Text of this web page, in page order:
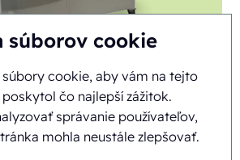
súborov cookie
súbory cookie, aby vám na tejto
čo najlepší zážitok.
správanie používateľov,
mohla neustále zlepšovať.